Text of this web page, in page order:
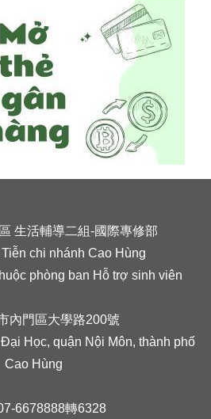
生活輔導二組-國際專修部
chi nhánh Cao Hùng
phòng ban Hỗ trợ sinh viên
內門區大學路200號
Học, quận Nội Môn, thành phố
Cao Hùng
6678888轉6328